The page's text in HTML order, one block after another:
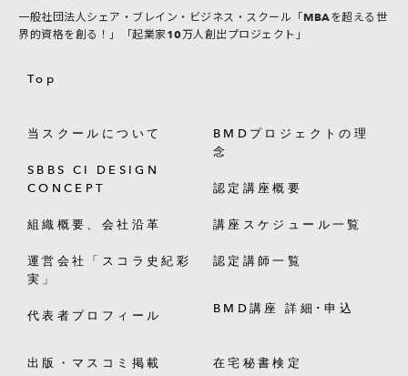
一般社団法人シェア・ブレイン・ビジネス・スクール「MBAを超える世
界的資格を創る！」「起業家10万人創出プロジェクト」
Top
当スクールについて
SBBS CI DESIGN
CONCEPT
組織概要、会社沿革
運営会社「スコラ史紀彩
実」
代表者プロフィール
出版・マスコミ掲載
BMDプロジェクトの理
念
認定講座概要
講座スケジュール一覧
認定講師一覧
BMD講座 詳細･申込
在宅秘書検定